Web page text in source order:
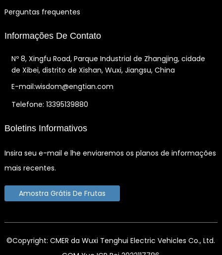
Perguntas frequentes
Informações De Contato
Nº 8, Xingfu Road, Parque Industrial de Zhangjing, cidade
de Xibei, distrito de Xishan, Wuxi, Jiangsu, China
E-mail:wisdom@engtian.com
Telefone: 13395139880
Boletins Informativos
Insira seu e-mail e lhe enviaremos os planos de informações
mais recentes.
Amostra Grátis De Frutas
©Copyright: CMER da Wuxi Tenghui Electric Vehicles Co., Ltd.